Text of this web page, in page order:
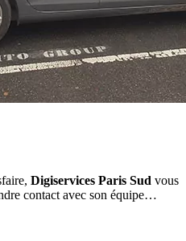
Digiservices Paris Sud vous
contact avec son équipe…